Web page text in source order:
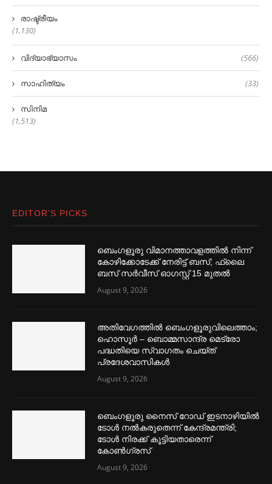
രാഷ്ട്രീയം
(1,130)
വിദ്യാഭ്യാസം (566)
സാഹിത്യം (33)
സിനിമ
(1,513)
EDITOR’S PICKS
ബെംഗളൂരു വിമാനത്താവളത്തില്‍ നിന്ന്
കോഴിക്കോടേക്ക് നേരിട്ട് ബസ്; ഫ്ലൈ
ബസ് സര്‍വീസ് ഓഗസ്റ്റ് 15 മുതല്‍
August 9, 2026
അതിവേഗത്തില്‍ ബെംഗളൂരുവിലെത്താം;
ഹൊസൂര്‍ – ബൊമ്മസാന്ദ്ര മെട്രോ
പദ്ധതിയെ സ്വാഗതം ചെയ്ത്
പ്രദേശവാസികള്‍
August 9, 2026
ബെംഗളൂരു നൈസ് റോഡ് ഇടനാഴിയില്‍
ടോള്‍ നല്‍കരുതെന്ന് കേന്ദ്രമന്ത്രി;
ടോള്‍ നിരക്ക് കൂട്ടിയതാരെന്ന്
കോണ്‍ഗ്രസ്
August 9, 2026